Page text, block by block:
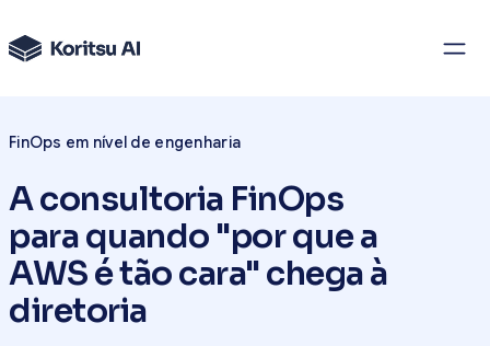
FinOps em nível de engenharia
A consultoria FinOps
para quando "por que a
AWS é tão cara" chega à
diretoria